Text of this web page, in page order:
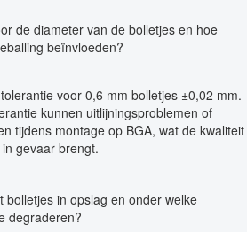
de diameter van de bolletjes en hoe
beïnvloeden?
voor 0,6 mm bolletjes ±0,02 mm.
kunnen uitlijningsproblemen of
tijdens montage op BGA, wat de kwaliteit
gevaar brengt.
bolletjes in opslag en onder welke
degraderen?